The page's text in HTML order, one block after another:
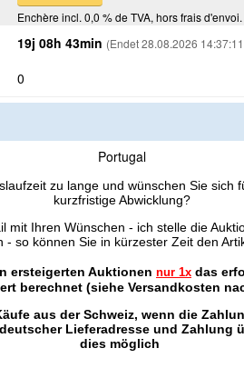
Enchère incl. 0,0 % de TVA, hors frais d'envoi.
19j 08h 43min (Endet 28.08.2026
0
Portugal
zu lange und wünschen Sie sich
kurzfristige Abwicklung?
mit Ihren Wünschen - ich stelle die
- so können Sie in kürzester Zeit den
ersteigerten Auktionen nur 1x das
berechnet (siehe Versandkosten
aus der Schweiz, wenn die
Lieferadresse und Zahlung
dies möglich